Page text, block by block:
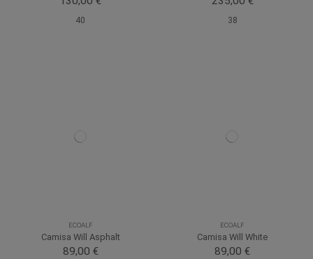
40 38
ECOALF
Camisa Will Asphalt
89,00 €
ECOALF
Camisa Will White
89,00 €